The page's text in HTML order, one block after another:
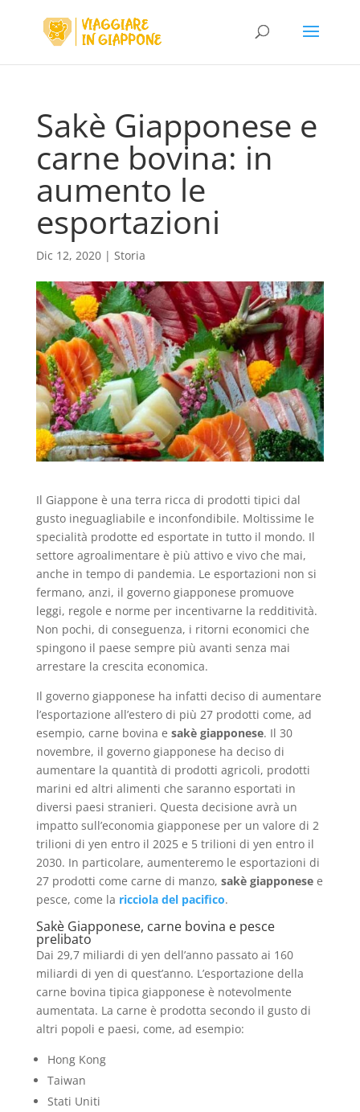
Sakè Giapponese e
carne bovina: in
aumento le
esportazioni
Dic 12, 2020| Storia
Il Giappone è una terra ricca di prodotti tipici dal
gusto ineguagliabile e inconfondibile. Moltissime le
specialità prodotte ed esportate in tutto il mondo. Il
settore agroalimentare è più attivo e vivo che mai,
anche in tempo di pandemia. Le esportazioni non si
fermano, anzi, il governo giapponese promuove
leggi, regole e norme per incentivarne la redditività.
Non pochi, di conseguenza, i ritorni economici che
spingono il paese sempre più avanti senza mai
arrestare la crescita economica.
Il governo giapponese ha infatti deciso di aumentare
l’esportazione all’estero di più 27 prodotti come, ad
esempio, carne bovina e sakè giapponese. Il 30
novembre, il governo giapponese ha deciso di
aumentare la quantità di prodotti agricoli, prodotti
marini ed altri alimenti che saranno esportati in
diversi paesi stranieri. Questa decisione avrà un
impatto sull’economia giapponese per un valore di 2
trilioni di yen entro il 2025 e 5 trilioni di yen entro il
2030. In particolare, aumenteremo le esportazioni di
27 prodotti come carne di manzo, sakè giapponesee
pesce, come la ricciola del pacifico.
Sakè Giapponese, carne bovina e pesce
prelibato
Dai 29,7 miliardi di yen dell’anno passato ai 160
miliardi di yen di quest’anno. L’esportazione della
carne bovina tipica giapponese è notevolmente
aumentata. La carne è prodotta secondo il gusto di
altri popoli e paesi, come, ad esempio:
Hong Kong
Taiwan
Stati Uniti